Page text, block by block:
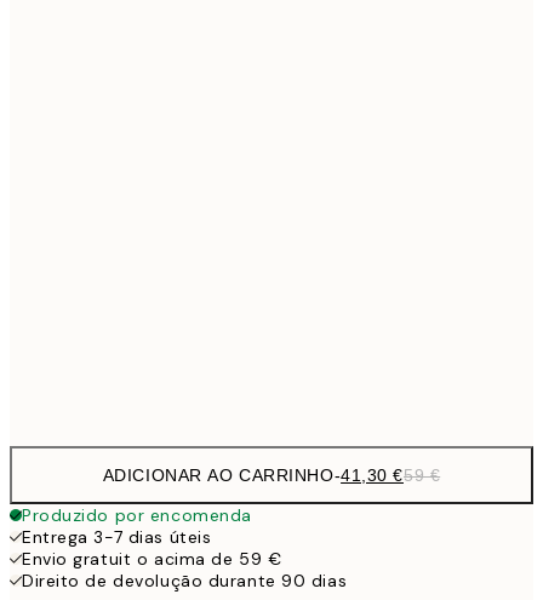
ADICIONAR AO CARRINHO-41,30 €59 €
Produzido por encomenda
Entrega 3-7 dias úteis
Envio gratuit o acima de 59 €
Direito de devolução durante 90 dias